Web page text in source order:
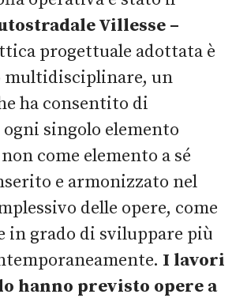
Villesse –
progettuale adottata è
multidisciplinare, un
ha consentito di
singolo elemento
come elemento a sé
e armonizzato nel
delle opere, come
in grado di sviluppare più
I lavori
hanno previsto opere a